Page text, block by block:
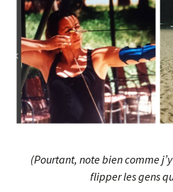
(Pourtant, note bien comme
flipper les gens